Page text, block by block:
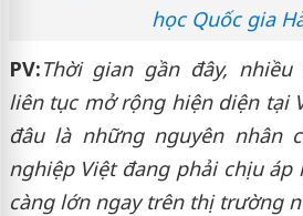
học Quốc gia
PV:Thời gian gần đây,
liên tục mở rộng hiện diện tại
đâu là những nguyên nhân
nghiệp Việt đang phải chịu áp
càng lớn ngay trên thị trường